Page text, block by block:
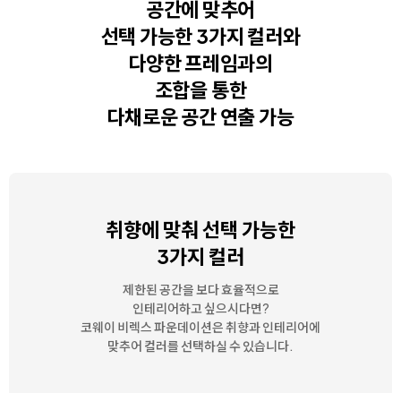
공간에 맞추어
선택 가능한 3가지 컬러와
다양한 프레임과의
조합을 통한
다채로운 공간 연출 가능
취향에 맞춰 선택 가능한
3가지 컬러
제한된 공간을 보다 효율적으로
인테리어하고 싶으시다면?
코웨이 비렉스 파운데이션은 취향과 인테리어에
맞추어 컬러를 선택하실 수 있습니다.